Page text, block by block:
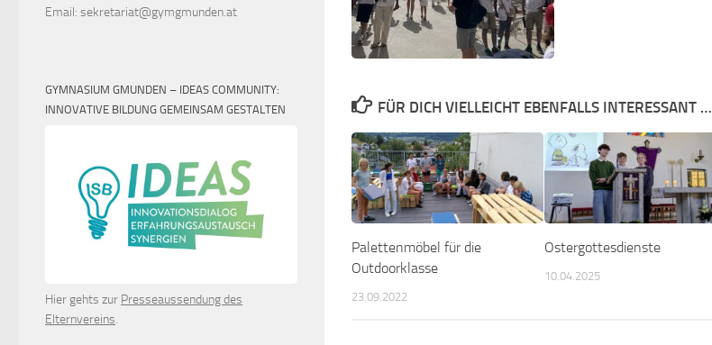
FÜR DICH VIELLEICHT EBENFALLS INTERESSANT …
Palettenmöbel für die
Outdoorklasse
23.09.2022
Ostergottesdienste
10.04.2025
Email: sekretariat@gymgmunden.at
GYMNASIUM GMUNDEN – IDEAS COMMUNITY:
INNOVATIVE BILDUNG GEMEINSAM GESTALTEN
Hier gehts zur Presseaussendung des
Elternvereins.